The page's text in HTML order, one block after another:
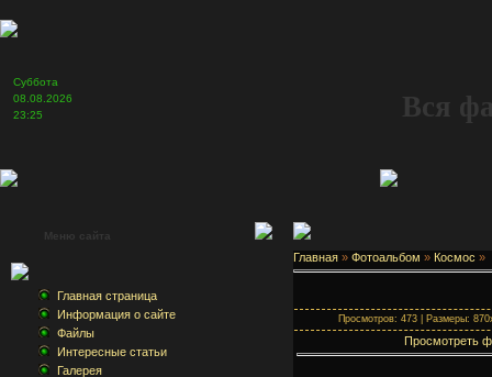
Суббота
08.08.2026
23:25
Вся
Меню сайта
Главная страница
Информация о сайте
Файлы
Интересные статьи
Галерея
Главная » Фотоальбом » Космос »
Просмотров: 473 | Размеры:
Просмотреть